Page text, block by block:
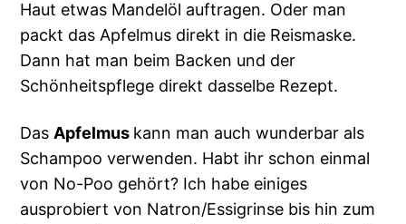
Haut etwas Mandelöl auftragen. Oder man
packt das Apfelmus direkt in die Reismaske.
Dann hat man beim Backen und der
Schönheitspflege direkt dasselbe Rezept.
Das Apfelmus kann man auch wunderbar als
Schampoo verwenden. Habt ihr schon einmal
von No-Poo gehört? Ich habe einiges
ausprobiert von Natron/Essigrinse bis hin zum